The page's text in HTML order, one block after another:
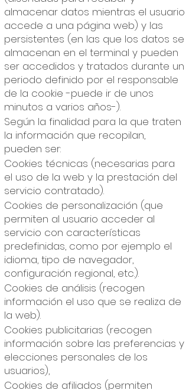
almacenar datos mientras el usuario
accede a una página web) y las
persistentes (en las que los datos se
almacenan en el terminal y pueden
ser accedidos y tratados durante un
periodo definido por el responsable
de la cookie -puede ir de unos
minutos a varios años-).
Según la finalidad para la que traten
la información que recopilan,
pueden ser:
Cookies técnicas (necesarias para
el uso de la web y la prestación del
servicio contratado).
Cookies de personalización (que
permiten al usuario acceder al
servicio con características
predefinidas, como por ejemplo el
idioma, tipo de navegador,
configuración regional, etc.).
Cookies de análisis (recogen
información el uso que se realiza de
la web).
Cookies publicitarias (recogen
información sobre las preferencias y
elecciones personales de los
usuarios),
Cookies de afiliados (permiten